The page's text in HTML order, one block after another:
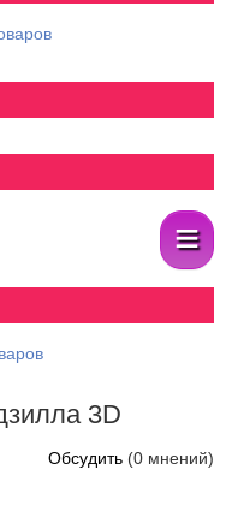
≡
модель
пластика. Специальная
лучше
3D
Обсудить (0 мнений)